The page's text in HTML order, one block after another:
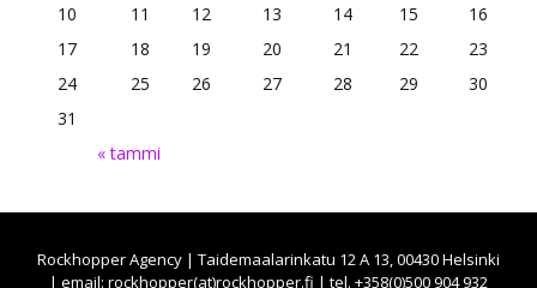
« tammi
10
11 12 13 14 15
16
17
18 19 20 21 22
23
24
25 26 27 28 29
30
31
Rockhopper Agency | Taidemaalarinkatu 12 A 13, 00430 Helsinki
| email: rockhopper(at)rockhopper.fi | tel. +358(0)500 904 932